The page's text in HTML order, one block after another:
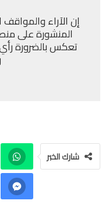
إن الآراء
المنشورة على
تعكس بالضرورة رأي
شارك الخبر